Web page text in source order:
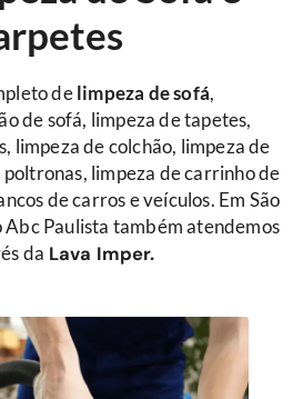
de limpeza de sofá,
de sofá, limpeza de tapetes,
limpeza de colchão, limpeza de
limpeza de carrinho de
de carros e veículos. Em São
Abc Paulista também atendemos
da Lava Imper.